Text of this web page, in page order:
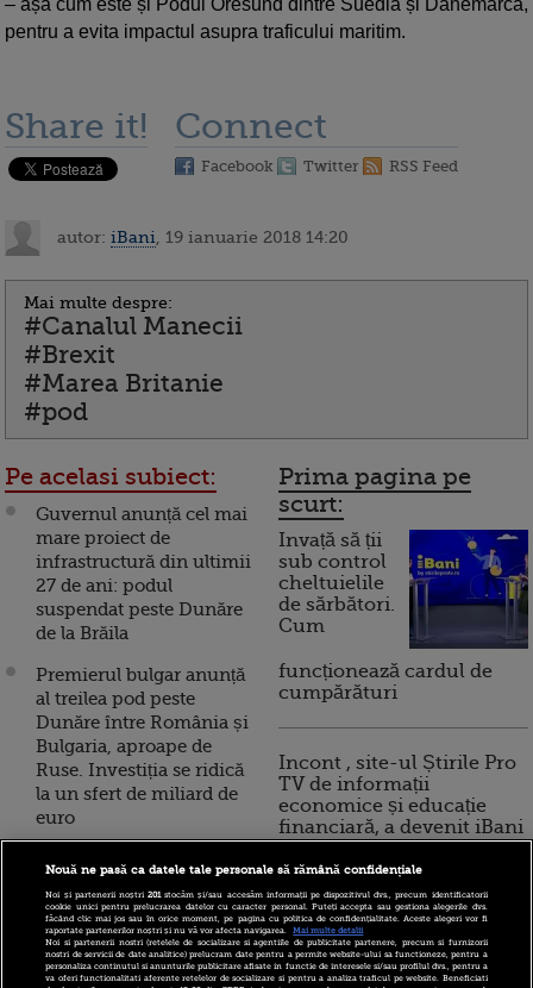
– așa cum este și Podul Oresund dintre Suedia și Danemarca,
pentru a evita impactul asupra traficului maritim.
Share it! Connect
Facebook Twitter RSS Feed
autor: iBani , 19 ianuarie 2018 14:20
Mai multe despre:
#Canalul Manecii
#Brexit
#Marea Britanie
#pod
Pe acelasi subiect:
Guvernul anunță cel mai
mare proiect de
infrastructură din ultimii
27 de ani: podul
suspendat peste Dunăre
de la Brăila
Premierul bulgar anunță
al treilea pod peste
Dunăre între România și
Bulgaria, aproape de
Ruse. Investiția se ridică
la un sfert de miliard de
euro
Scoțienii au inaugurat cel
din lume, care
traversează estuarul
Forth
Prima pagina pe
scurt:
Invață să ții
sub control
cheltuielile
de sărbători.
Cum
funcționează cardul de
cumpărături
Incont , site-ul Știrile Pro
TV de informații
economice și educație
financiară, a devenit iBani
10 reguli pentru decizii
financiare inteligente
Nouă ne pasă ca datele tale personale să rămână confidențiale
Noi și partenerii noștri201stocăm și/sau accesăm informații pe dispozitivul dvs., precum identificatorii
cookie unici pentru prelucrarea datelor cu caracter personal. Puteți accepta sau gestiona alegerile dvs.
făcând clic mai jos sau în orice moment, pe pagina cu politica de confidențialitate. Aceste alegeri vor fi
raportate partenerilor noștri și nu vă vor afecta navigarea.
Mai multe detalii
Noi si partenerii nostri (retelele de socializare si agentiile de publicitate partenere, precum si furnizorii
nostri de servicii de date analitice) prelucram date pentru a permite website-ului sa functioneze, pentru a
personaliza continutul si anunturile publicitare afisate in functie de interesele si/sau profilul dvs., pentru a
va oferi functionalitati aferente retelelor de socializare si pentru a analiza traficul pe website. Beneficiati